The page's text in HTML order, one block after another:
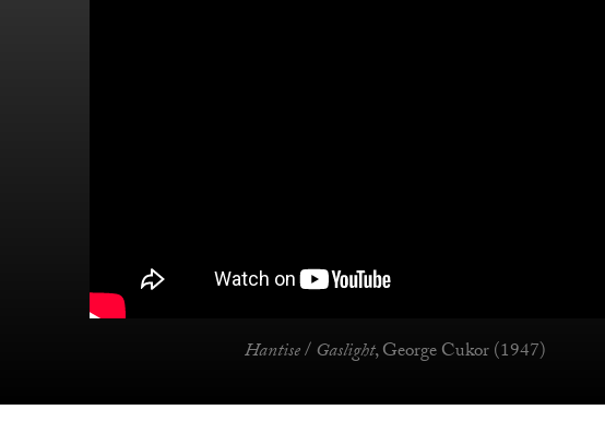
Hantise/Gaslight, George Cukor (1947)